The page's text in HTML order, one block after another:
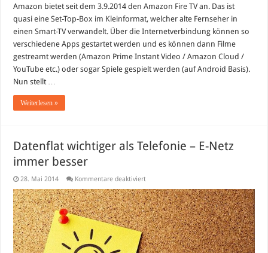
Amazon bietet seit dem 3.9.2014 den Amazon Fire TV an. Das ist
quasi eine Set-Top-Box im Kleinformat, welcher alte Fernseher in
einen Smart-TV verwandelt. Über die Internetverbindung können so
verschiedene Apps gestartet werden und es können dann Filme
gestreamt werden (Amazon Prime Instant Video / Amazon Cloud /
YouTube etc.) oder sogar Spiele gespielt werden (auf Android Basis).
Nun stellt …
Weiterlesen »
Datenflat wichtiger als Telefonie – E-Netz
immer besser
28. Mai 2014 Kommentare deaktiviertfür
wichtiger
als
Telefonie
–
E-
Netz
immer
besser